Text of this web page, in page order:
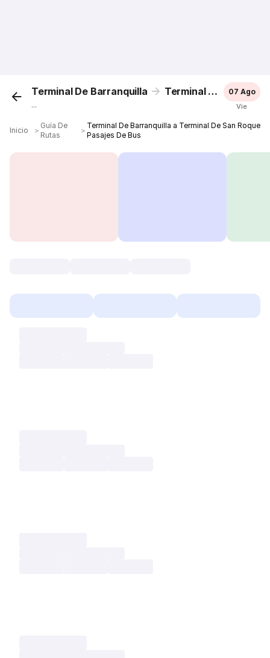
Terminal De Barranquilla Terminal De San Roque
...
07 Ago
Vie
Inicio ＞
Guía De
Rutas
＞
Terminal De Barranquilla a Terminal De San Roque
Pasajes De Bus